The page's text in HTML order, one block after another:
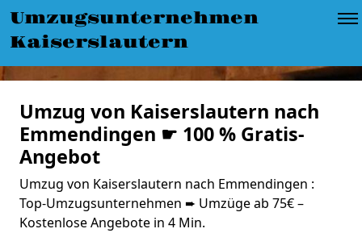
Umzugsunternehmen
Kaiserslautern
Umzug von Kaiserslautern nach
Emmendingen ☛ 100 % Gratis-
Angebot
Umzug von Kaiserslautern nach Emmendingen :
Top-Umzugsunternehmen ➨ Umzüge ab 75€ –
Kostenlose Angebote in 4 Min.